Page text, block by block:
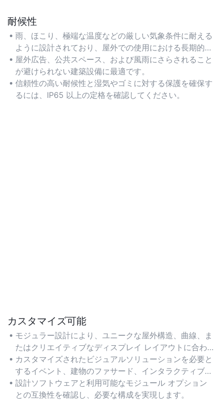
耐候性
雨、ほこり、極端な温度などの厳しい気象条件に耐える
ように設計されており、屋外での使用における長期的な
耐久性を保証します。
屋外広告、公共スペース、および風雨にさらされること
が避けられない建築設備に最適です。
信頼性の高い耐候性と湿気やゴミに対する保護を確保す
るには、IP65 以上の定格を確認してください。
カスタマイズ可能
モジュラー設計により、ユニークな屋外構造、曲線、ま
たはクリエイティブなディスプレイ レイアウトに合わ
せて柔軟な形状とサイズ設定が可能になります。
カスタマイズされたビジュアルソリューションを必要と
するイベント、建物のファサード、インタラクティブな
インスタレーションに適しています。
設計ソフトウェアと利用可能なモジュール オプション
との互換性を確認し、必要な構成を実現します。